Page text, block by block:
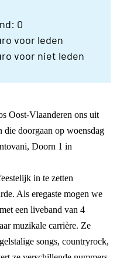
0
voor leden
voor niet leden
Oost-Vlaanderen ons uit
die doorgaan op woensdag
Doorn 1 in
in te zetten
Als eregaste mogen we
een liveband van 4
muzikale carrière. Ze
songs, countryrock,